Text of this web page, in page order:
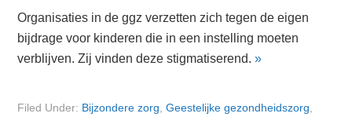
Organisaties in de ggz verzetten zich tegen de eigen
bijdrage voor kinderen die in een instelling moeten
verblijven. Zij vinden deze stigmatiserend.»
Filed Under: Bijzondere zorg ,Geestelijke gezondheidszorg